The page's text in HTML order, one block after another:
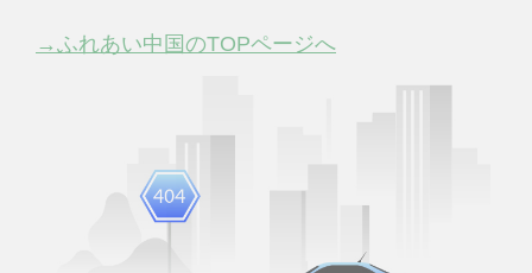
→ふれあい中国のTOPページへ